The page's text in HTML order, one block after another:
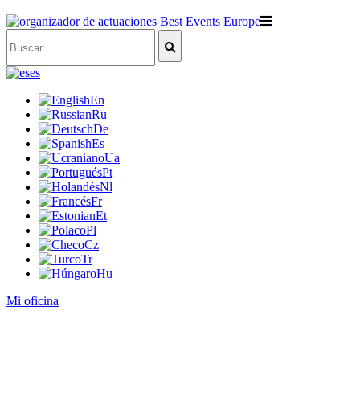
es
En
Ru
De
Es
Ua
Pt
Nl
Fr
Et
Pl
Cz
Tr
Hu
Mi oficina